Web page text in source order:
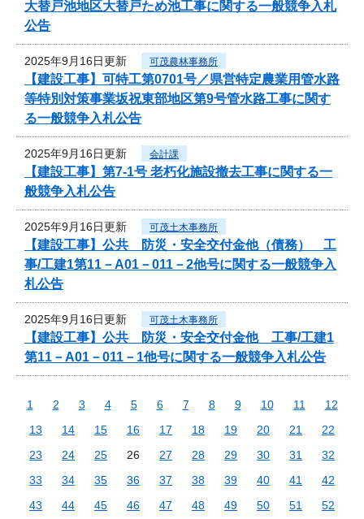
大替戸池地区大替戸ため池工事に関する一般競争入札
公告
2025年9月16日更新 可茂農林事務所
【建設工事】可特工第0701号／県営特定農業用管水路
等特別対策事業坂祝東部地区第9号管水路工事に関す
る一般競争入札公告
2025年9月16日更新 会計課
【建設工事】第7-1号 老朽化施設撤去工事に関する一
般競争入札公告
2025年9月16日更新 可茂土木事務所
【建設工事】公共 防災・安全交付金他（債務） 工
事/工建1第11－A01－011－2他号に関する一般競争入
札公告
2025年9月16日更新 可茂土木事務所
【建設工事】公共 防災・安全交付金他 工事/工建1
第11－A01－011－1他号に関する一般競争入札公告
1 2 3 4 5 6 7 8 9 10 11
12
13
14 15 16 17 18 19 20 21
22
23
24 25 26 27 28 29 30 31
32
33
34 35 36 37 38 39 40 41
42
43
44 45 46 47 48 49 50 51
52